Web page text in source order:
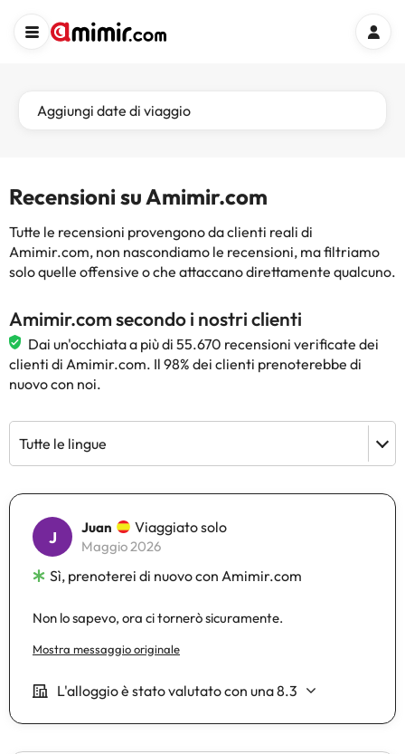
Aggiungi date di viaggio
Recensioni su Amimir.com
Tutte le recensioni provengono da clienti reali di
Amimir.com, non nascondiamo le recensioni, ma filtriamo
solo quelle offensive o che attaccano direttamente qualcuno.
Amimir.com secondo i nostri clienti
Dai un'occhiata a più di 55.670 recensioni verificate dei
clienti di Amimir.com. Il 98% dei clienti prenoterebbe di
nuovo con noi.